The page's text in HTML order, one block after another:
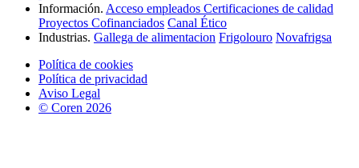
Información. Acceso empleados Certificaciones de calidad
Proyectos Cofinanciados Canal Ético
Industrias. Gallega de alimentacion Frigolouro Novafrigsa
Política de cookies
Política de privacidad
Aviso Legal
© Coren 2026